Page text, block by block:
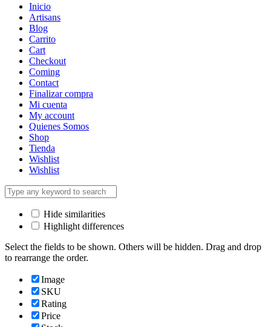
Inicio
Artisans
Blog
Carrito
Cart
Checkout
Coming
Contact
Finalizar compra
Mi cuenta
My account
Quienes Somos
Shop
Tienda
Wishlist
Wishlist
Hide similarities
Highlight differences
Select the fields to be shown. Others will be hidden. Drag and drop
to rearrange the order.
Image
SKU
Rating
Price